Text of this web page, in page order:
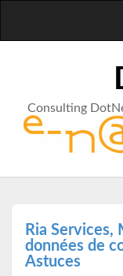
Consulting
Ria
données de
Astuces